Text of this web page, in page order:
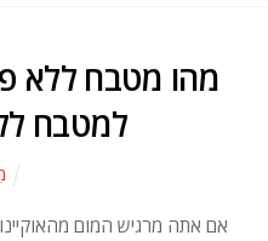
למטבח
אם אתה מרגיש המום